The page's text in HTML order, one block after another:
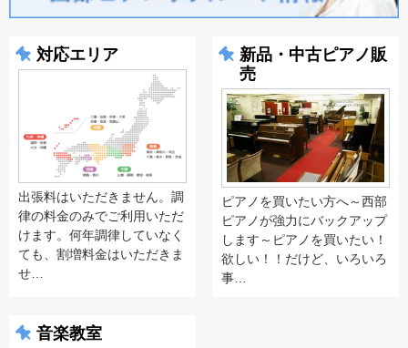
対応エリア
出張料はいただきません。調
律の料金のみでご利用いただ
けます。何年調律していなく
ても、割増料金はいただきま
せ…
新品・中古ピアノ販
売
ピアノを買いたい方へ～西部
ピアノが強力にバックアップ
します～ピアノを買いたい！
欲しい！！だけど、いろいろ
事…
音楽教室